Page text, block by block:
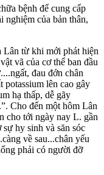
bệnh để cung cấp
nghiệm của bản thân,
Lân từ khi mới phát hiện
vã của cơ thể ban đầu
đau đớn chân
lên cao gây
hạ thấp, dễ gãy
Cho đến một hôm Lân
cho tới ngày nay L. gần
hy sinh và săn sóc
về sau...chân yếu
phải có người đỡ